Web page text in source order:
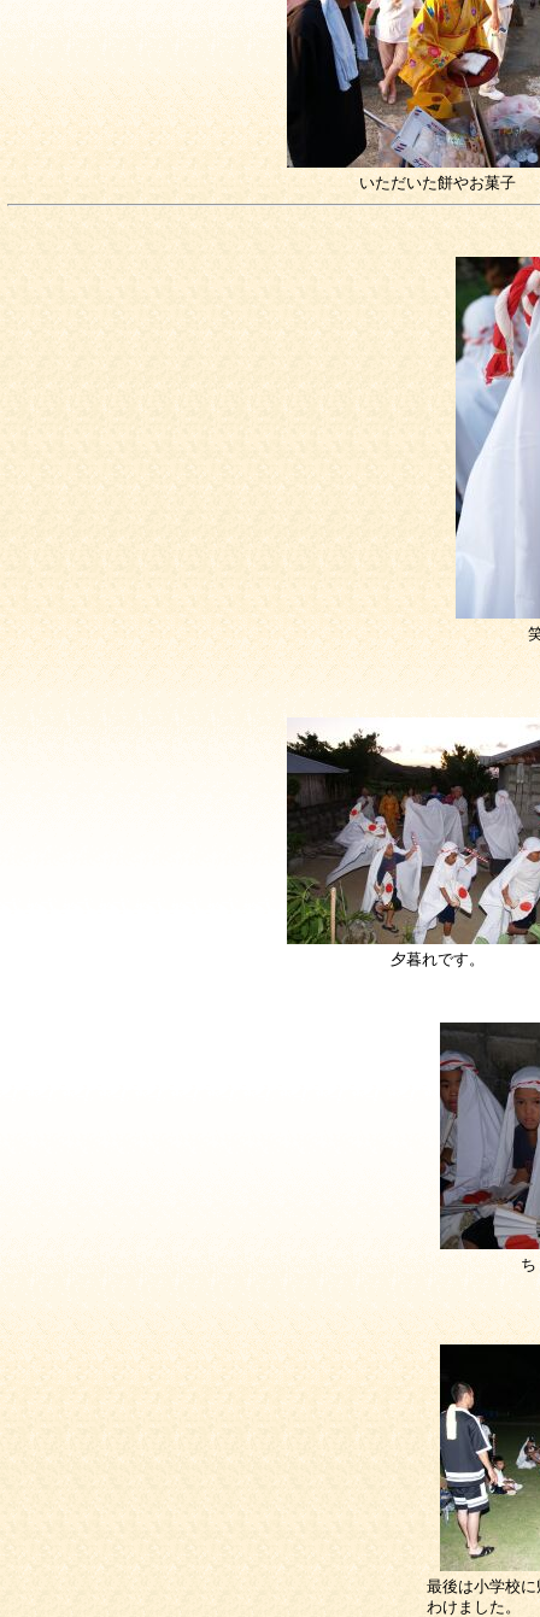
いただいた餅やお菓子
夕暮れです。
最後は小学校
わけました。